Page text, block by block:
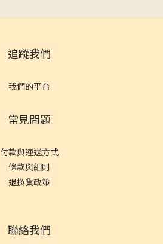
追蹤我們
我們的平台
常見問題
付款與運送方式
條款與細則
退換貨政策
聯絡我們